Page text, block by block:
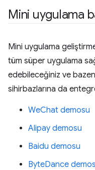
Mini uygulama
Mini uygulama
tüm süper uygulama
edebileceğiniz ve
sihirbazlarına da
WeChat demosu
Alipay demosu
Baidu demosu
ByteDance